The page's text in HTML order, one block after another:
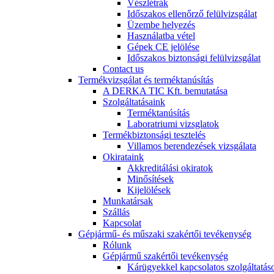
Vészlétrák
Időszakos ellenőrző felülvizsgálat
Üzembe helyezés
Használatba vétel
Gépek CE jelölése
Időszakos biztonsági felülvizsgálat
Contact us
Termékvizsgálat és terméktanúsítás
A DERKA TIC Kft. bemutatása
Szolgáltatásaink
Terméktanúsítás
Laboratriumi vizsglatok
Termékbiztonsági tesztelés
Villamos berendezések vizsgálata
Okirataink
Akkreditálási okiratok
Minősítések
Kijelölések
Munkatársak
Szállás
Kapcsolat
Gépjármű- és műszaki szakértői tevékenység
Rólunk
Gépjármű szakértői tevékenység
Kárügyekkel kapcsolatos